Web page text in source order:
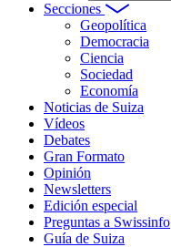
Secciones
Geopolítica
Democracia
Ciencia
Sociedad
Economía
Noticias de Suiza
Vídeos
Debates
Gran Formato
Opinión
Newsletters
Edición especial
Preguntas a Swissinfo
Guía de Suiza